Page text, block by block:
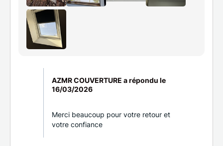
AZMR COUVERTURE a répondu le
16/03/2026
Merci beaucoup pour votre retour et
votre confiance